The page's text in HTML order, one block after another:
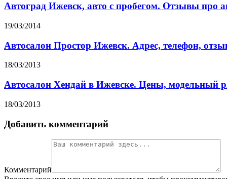
Автоград Ижевск, авто с пробегом. Отзывы про
19/03/2014
Автосалон Простор Ижевск. Адрес, телефон,
18/03/2013
Автосалон Хендай в Ижевске. Цены, модельный
18/03/2013
Добавить комментарий
Комментарий